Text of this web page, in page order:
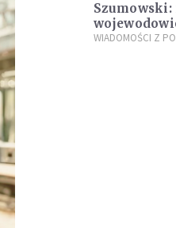
delegować
WIADOMOŚCI Z